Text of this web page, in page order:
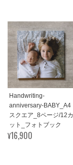
Handwriting-
anniversary-BABY_A4
スクエア_8ページ/12カ
ット_フォトブック
¥16,900